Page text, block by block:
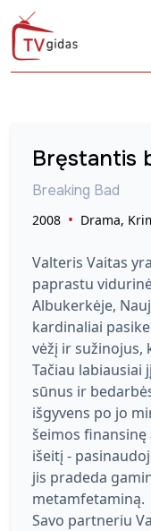
Bręstantis
Breaking Bad
2008 Drama,
Valteris Vaitas
paprastu
Albukerkėje,
kardinaliai
vėžį ir sužinojus,
Tačiau labiausiai
sūnus ir
išgyvens po jo
šeimos
išeitį -
jis pradeda
metamfetaminą.
Savo partneriu